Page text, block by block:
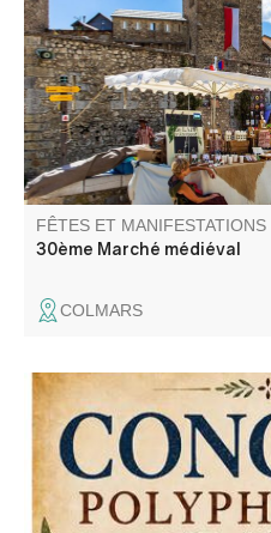
présentent des créations
FÊTES ET MANIFESTATIONS
30ème Marché médiéval
COLMARS
Concert de "A Cantari", un
polyphonique a capella
sacrés et profanes.